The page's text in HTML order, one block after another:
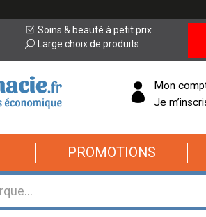
Soins & beauté à petit prix
Large choix de produits
Mon
Je
PROMOTIONS